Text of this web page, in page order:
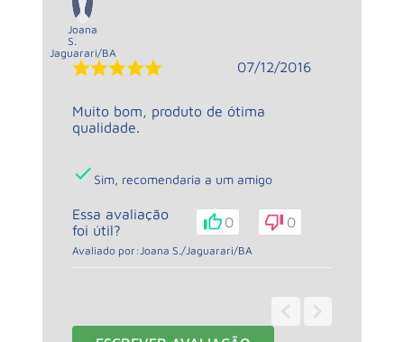
Joana
S.
Jaguarari/BA
07/12/2016
Muito bom, produto de ótima
qualidade.
Sim, recomendaria a um amigo
Essa avaliação
foi útil?
0 0
Avaliado por:Joana S./Jaguarari/BA